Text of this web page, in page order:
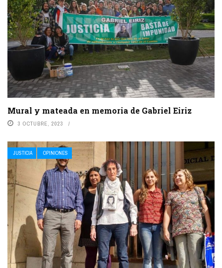
Mural y mateada en memoria de Gabriel Eiriz
3 OCTUBRE, 2023
JUSTICIA OPINIONES